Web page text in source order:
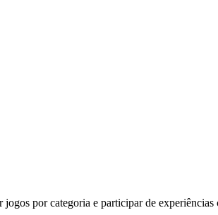
por categoria e participar de experiências